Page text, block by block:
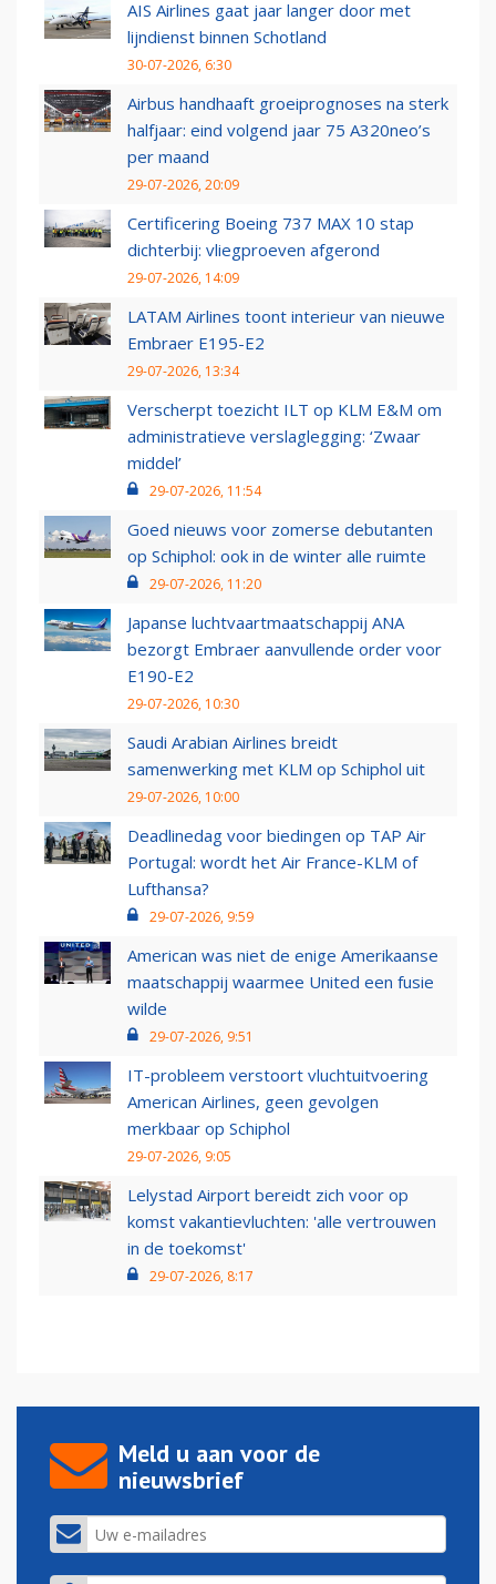
AIS Airlines gaat jaar langer door met
lijndienst binnen Schotland
30-07-2026, 6:30
Airbus handhaaft groeiprognoses na sterk
halfjaar: eind volgend jaar 75 A320neo’s
per maand
29-07-2026, 20:09
Certificering Boeing 737 MAX 10 stap
dichterbij: vliegproeven afgerond
29-07-2026, 14:09
LATAM Airlines toont interieur van nieuwe
Embraer E195-E2
29-07-2026, 13:34
Verscherpt toezicht ILT op KLM E&M om
administratieve verslaglegging: ‘Zwaar
middel’
29-07-2026, 11:54
Goed nieuws voor zomerse debutanten
op Schiphol: ook in de winter alle ruimte
29-07-2026, 11:20
Japanse luchtvaartmaatschappij ANA
bezorgt Embraer aanvullende order voor
E190-E2
29-07-2026, 10:30
Saudi Arabian Airlines breidt
samenwerking met KLM op Schiphol uit
29-07-2026, 10:00
Deadlinedag voor biedingen op TAP Air
Portugal: wordt het Air France-KLM of
Lufthansa?
29-07-2026, 9:59
American was niet de enige Amerikaanse
maatschappij waarmee United een fusie
wilde
29-07-2026, 9:51
IT-probleem verstoort vluchtuitvoering
American Airlines, geen gevolgen
merkbaar op Schiphol
29-07-2026, 9:05
Lelystad Airport bereidt zich voor op
komst vakantievluchten: 'alle vertrouwen
in de toekomst'
29-07-2026, 8:17
Meld u aan voor de
nieuwsbrief